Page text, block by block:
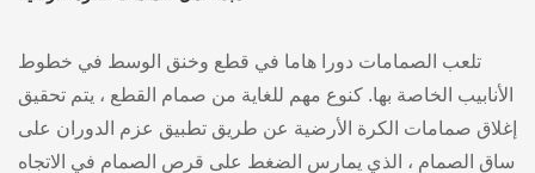
تلعب الصمامات دورا هاما في قطع وخنق الوسط في خطوط
الأنابيب الخاصة بها. كنوع مهم للغاية من صمام القطع ، يتم تحقيق
إغلاق صمامات الكرة الأرضية عن طريق تطبيق عزم الدوران على
ساق الصمام ، الذي يمارس الضغط على قرص الصمام في الاتجاه